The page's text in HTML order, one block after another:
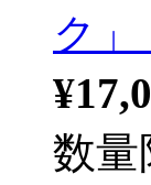
ク
数量